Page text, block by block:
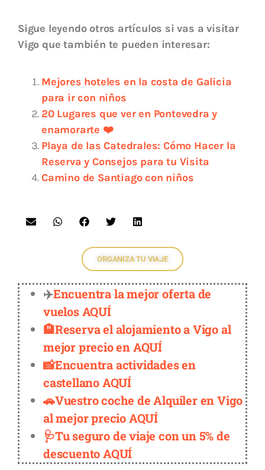
Sigue leyendo otros artículos si vas a visitar
Vigo que también te pueden interesar:
Mejores hoteles en la costa de Galicia
para ir con niños
20 Lugares que ver en Pontevedra y
enamorarte ❤️
Playa de las Catedrales: Cómo Hacer la
Reserva y Consejos para tu Visita
Camino de Santiago con niños
ORGANIZA TU VIAJE
✈️Encuentra la mejor oferta de
vuelos AQUÍ
🏨Reserva el alojamiento a Vigo al
mejor precio en AQUÍ
📸Encuentra actividades en
castellano AQUÍ
🚗Vuestro coche de Alquiler en Vigo
al mejor precio AQUÍ
🩺Tu seguro de viaje con un 5% de
descuento AQUÍ